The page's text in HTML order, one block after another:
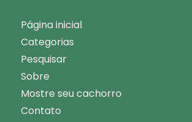
Página inicial
Categorias
Pesquisar
Sobre
Mostre seu cachorro
Contato